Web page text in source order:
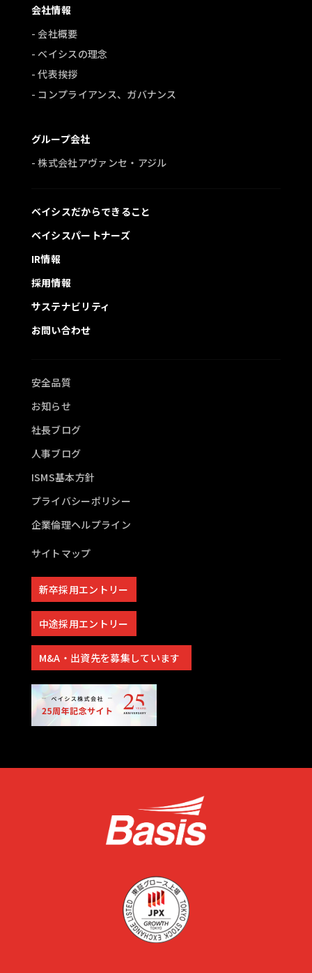
会社情報
- 会社概要
- ベイシスの理念
- 代表挨拶
- コンプライアンス、ガバナンス
グループ会社
- 株式会社アヴァンセ・アジル
ベイシスだからできること
ベイシスパートナーズ
IR情報
採用情報
サステナビリティ
お問い合わせ
安全品質
お知らせ
社長ブログ
人事ブログ
ISMS基本方針
プライバシーポリシー
企業倫理ヘルプライン
サイトマップ
新卒採用エントリー
中途採用エントリー
M&A・出資先を募集しています